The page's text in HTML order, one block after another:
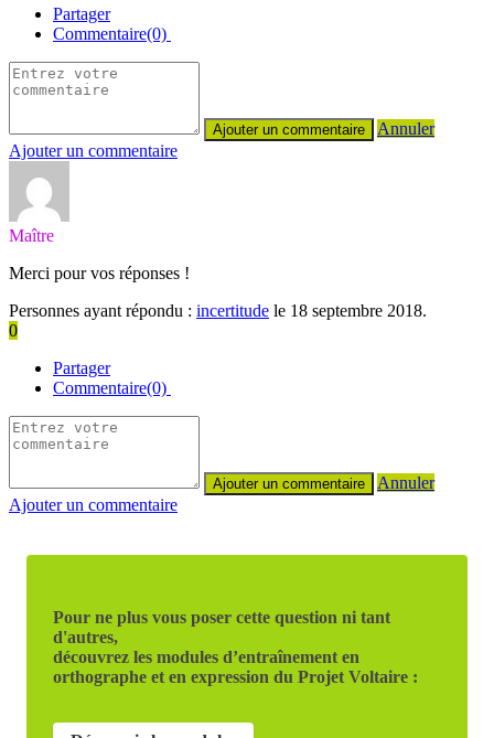
Partager
Commentaire(0)
Annuler
Ajouter un commentaire
Maître
Merci pour vos réponses !
Personnes ayant répondu : incertitude le 18 septembre 2018.
0
Partager
Commentaire(0)
Annuler
Ajouter un commentaire
Pour ne plus vous poser cette question ni tant
d'autres,
découvrez les modules d’entraînement en
orthographe et en expression du Projet Voltaire :